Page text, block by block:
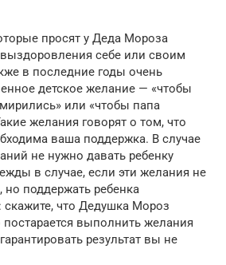
просят у Деда Мороза
себе или своим
в последние годы очень
детское желание — «чтобы
или «чтобы папа
желания говорят о том, что
ваша поддержка. В случае
не нужно давать ребенку
в случае, если эти желания не
поддержать ребенка
скажите, что Дедушка Мороз
постарается выполнить желания
результат вы не